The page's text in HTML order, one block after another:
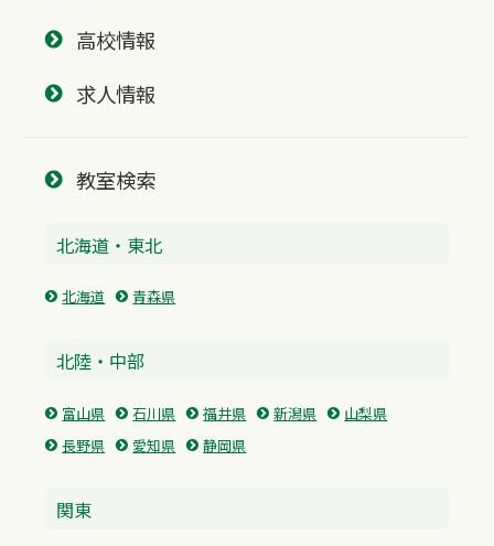
高校情報
求人情報
教室検索
北海道・東北
北海道 青森県
北陸・中部
富山県 石川県 福井県 新潟県
山梨県
長野県
愛知県 静岡県
関東